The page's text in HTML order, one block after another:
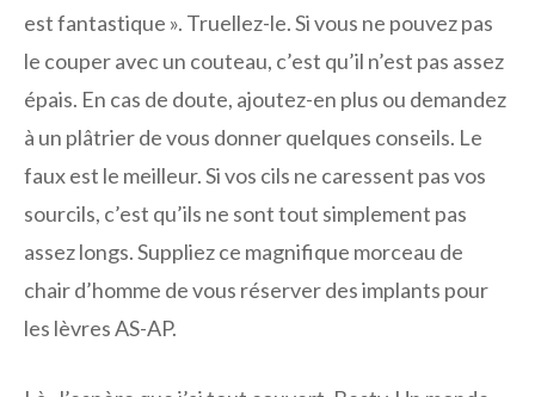
est fantastique ». Truellez-le. Si vous ne pouvez pas
le couper avec un couteau, c’est qu’il n’est pas assez
épais. En cas de doute, ajoutez-en plus ou demandez
à un plâtrier de vous donner quelques conseils. Le
faux est le meilleur. Si vos cils ne caressent pas vos
sourcils, c’est qu’ils ne sont tout simplement pas
assez longs. Suppliez ce magnifique morceau de
chair d’homme de vous réserver des implants pour
les lèvres AS-AP.